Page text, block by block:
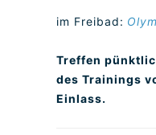
im Freibad:
Treffen
des Trainings
Einlass.